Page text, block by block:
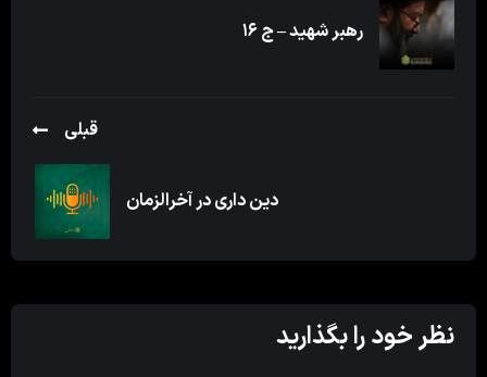
رهبر شهید – ج ۱۶
قبلی
دین داری در آخرالزمان
نظر خود را بگذارید